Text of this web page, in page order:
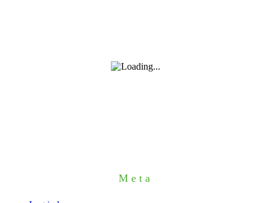
Meta